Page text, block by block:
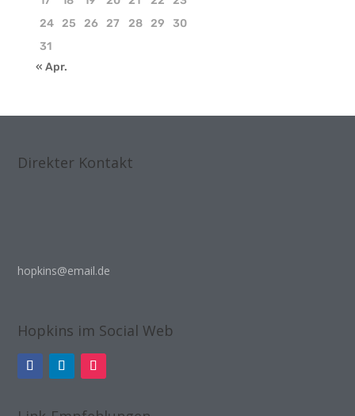
24
25 26 27 28 29
30
31
« Apr.
Direkter Kontakt
hopkins@email.de
Hopkins im Social Web